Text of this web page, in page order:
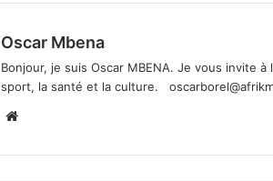
Oscar Mbena
Bonjour, je suis Oscar MBENA. Je vous invite
sport, la santé et la culture.